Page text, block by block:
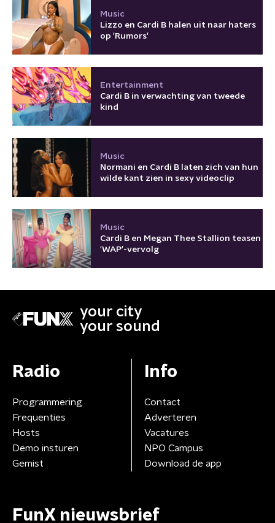
Music
Lizzo en Cardi B halen uit naar haters
op 'Rumors'
Entertainment
Cardi B in verwachting van tweede
kind
Music
Normani en Cardi B laten zich van hun
wilde kant zien in sexy videoclip
Music
Cardi B en Megan Thee Stallion teasen
'WAP'-vervolg
your city
your sound
Radio
Programmering
Frequenties
Hosts
Demo insturen
Gemist
Info
Contact
Adverteren
Vacatures
NPO Campus
Download de app
FunX nieuwsbrief